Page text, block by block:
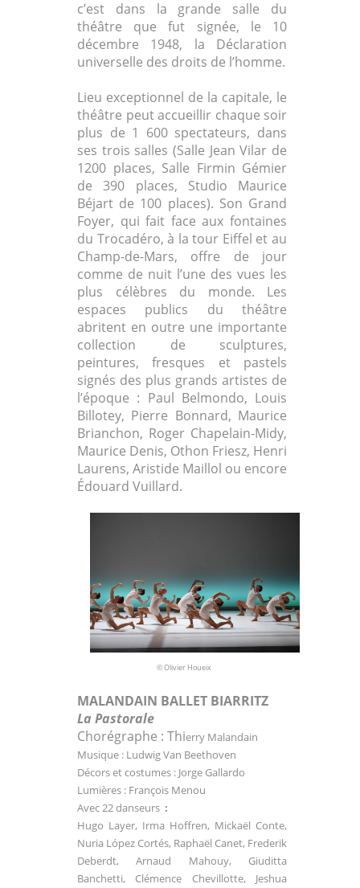
c’est dans la grande salle du
théâtre que fut signée, le 10
décembre 1948, la Déclaration
universelle des droits de l’homme.
Lieu exceptionnel de la capitale, le
théâtre peut accueillir chaque soir
plus de 1 600 spectateurs, dans
ses trois salles (Salle Jean Vilar de
1200 places, Salle Firmin Gémier
de 390 places, Studio Maurice
Béjart de 100 places). Son Grand
Foyer, qui fait face aux fontaines
du Trocadéro, à la tour Eiffel et au
Champ-de-Mars, offre de jour
comme de nuit l’une des vues les
plus célèbres du monde. Les
espaces publics du théâtre
abritent en outre une importante
collection de sculptures,
peintures, fresques et pastels
signés des plus grands artistes de
l’époque : Paul Belmondo, Louis
Billotey, Pierre Bonnard, Maurice
Brianchon, Roger Chapelain-Midy,
Maurice Denis, Othon Friesz, Henri
Laurens, Aristide Maillol ou encore
Édouard Vuillard.
© Olivier Houeix
MALANDAIN BALLET BIARRITZ
La Pastorale
Chorégraphe : Thierry Malandain
Musique : Ludwig Van Beethoven
Décors et costumes : Jorge Gallardo
Lumières : François Menou
Avec 22 danseurs :
Hugo Layer, Irma Hoffren, Mickaël Conte,
Nuria López Cortés, Raphaël Canet, Frederik
Deberdt,Arnaud Mahouy, Giuditta
Banchetti, Clémence Chevillotte, Jeshua